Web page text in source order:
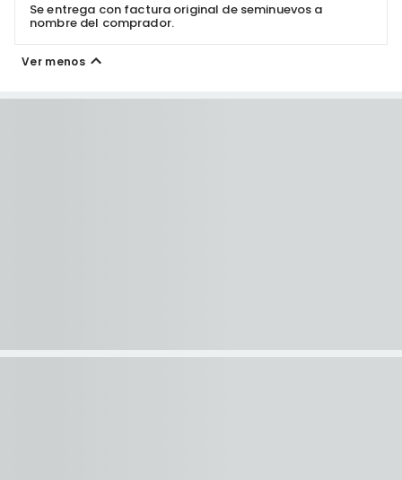
Se entrega con factura original de seminuevos a
nombre del comprador.
Ver menos